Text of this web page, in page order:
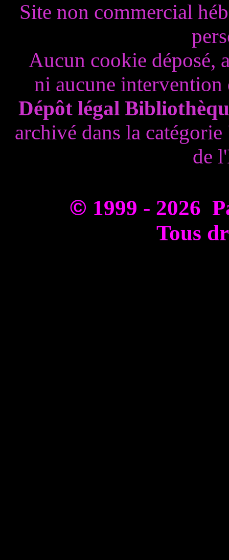
Site non commercial
Aucun cookie déposé,
ni aucune
Dépôt légal
archivé dans la
de
© 1999 - 2026
Tous